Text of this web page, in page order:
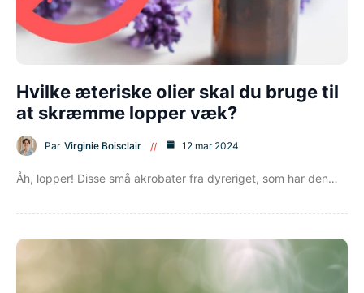
Hvilke æteriske olier skal du bruge til
at skræmme lopper væk?
Par Virginie Boisclair 12 mar 2024
Åh, lopper! Disse små akrobater fra dyreriget, som har den…